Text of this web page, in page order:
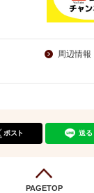
周辺情報
ポスト 送る
PAGETOP